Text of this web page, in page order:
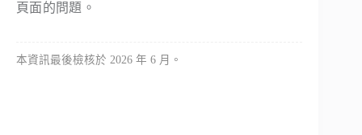
頁面的問題。
本資訊最後檢核於 2026 年 6 月。